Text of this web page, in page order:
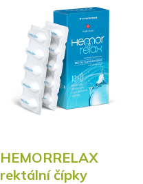
HEMORRELAX
rektální čípky